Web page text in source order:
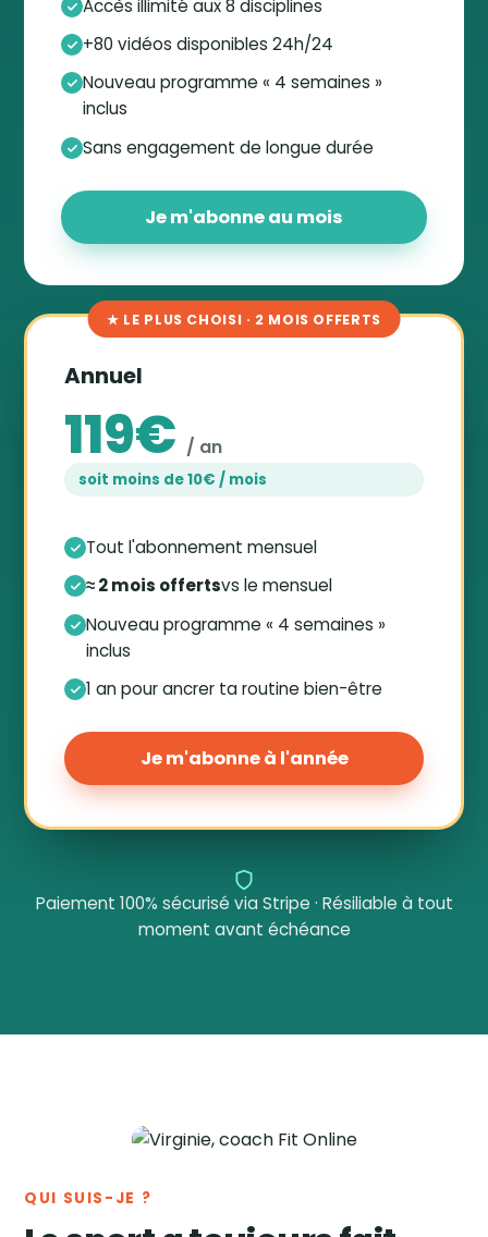
Accès illimité aux 8 disciplines
+80 vidéos disponibles 24h/24
Nouveau programme « 4 semaines »
inclus
Sans engagement de longue durée
Je m'abonne au mois
★ LE PLUS CHOISI · 2 MOIS OFFERTS
Annuel
119€ / an
soit moins de 10€ / mois
Tout l'abonnement mensuel
≈ 2 mois offertsvs le mensuel
Nouveau programme « 4 semaines »
inclus
1 an pour ancrer ta routine bien-être
Je m'abonne à l'année
Paiement 100% sécurisé via Stripe · Résiliable à tout
moment avant échéance
QUI SUIS-JE ?